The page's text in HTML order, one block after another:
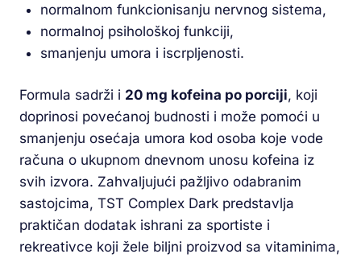
normalnom funkcionisanju nervnog sistema,
normalnoj psihološkoj funkciji,
smanjenju umora i iscrpljenosti.
Formula sadrži i 20 mg kofeina po porciji, koji
doprinosi povećanoj budnosti i može pomoći u
smanjenju osećaja umora kod osoba koje vode
računa o ukupnom dnevnom unosu kofeina iz
svih izvora. Zahvaljujući pažljivo odabranim
sastojcima, TST Complex Dark predstavlja
praktičan dodatak ishrani za sportiste i
rekreativce koji žele biljni proizvod sa vitaminima,